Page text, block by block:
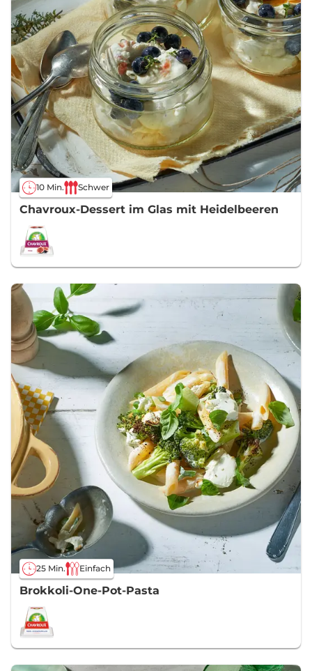
10 Min. Schwer
Chavroux-Dessert im Glas mit Heidelbeeren
25 Min. Einfach
Brokkoli-One-Pot-Pasta